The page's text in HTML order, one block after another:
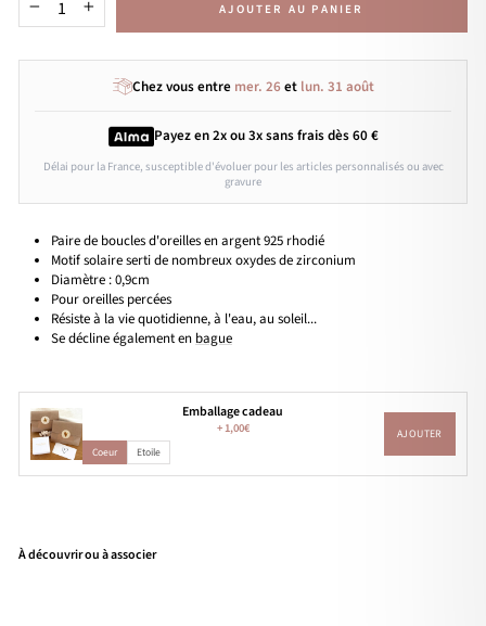
+ AJOUTER AU PANIER
Chez vous entre mer. 26et lun. 31 août
Payez en 2x ou 3xsans fraisdès 60 €
Délai pour la France, susceptible d'évoluer pour les articles personnalisés ou avec
gravure
Paire de boucles d'oreilles en argent 925 rhodié
Motif solaire serti de nombreux oxydes de zirconium
Diamètre : 0,9cm
Pour oreilles percées
Résiste à la vie quotidienne, à l'eau, au soleil...
Se décline également en bague
Emballage cadeau
+1,00€
Coeur Etoile
AJOUTER
À découvrir ou à associer